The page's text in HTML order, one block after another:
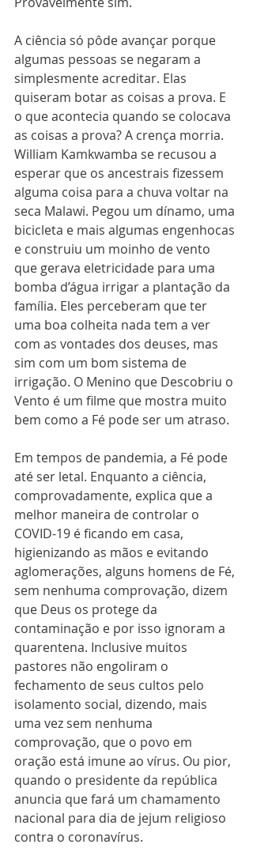
A ciência só pôde avançar porque
algumas pessoas se negaram a
simplesmente acreditar. Elas
quiseram botar as coisas a prova. E
o que acontecia quando se colocava
as coisas a prova? A crença morria.
William Kamkwamba se recusou a
esperar que os ancestrais fizessem
alguma coisa para a chuva voltar na
seca Malawi. Pegou um dínamo, uma
bicicleta e mais algumas engenhocas
e construiu um moinho de vento
que gerava eletricidade para uma
bomba d’água irrigar a plantação da
família. Eles perceberam que ter
uma boa colheita nada tem a ver
com as vontades dos deuses, mas
sim com um bom sistema de
irrigação. O Menino que Descobriu o
Vento é um filme que mostra muito
bem como a Fé pode ser um atraso.
Em tempos de pandemia, a Fé pode
até ser letal. Enquanto a ciência,
comprovadamente, explica que a
melhor maneira de controlar o
COVID-19 é ficando em casa,
higienizando as mãos e evitando
aglomerações, alguns homens de Fé,
sem nenhuma comprovação, dizem
que Deus os protege da
contaminação e por isso ignoram a
quarentena. Inclusive muitos
pastores não engoliram o
fechamento de seus cultos pelo
isolamento social, dizendo, mais
uma vez sem nenhuma
comprovação, que o povo em
oração está imune ao vírus. Ou pior,
quando o presidente da república
anuncia que fará um chamamento
nacional para dia de jejum religioso
contra o coronavírus.